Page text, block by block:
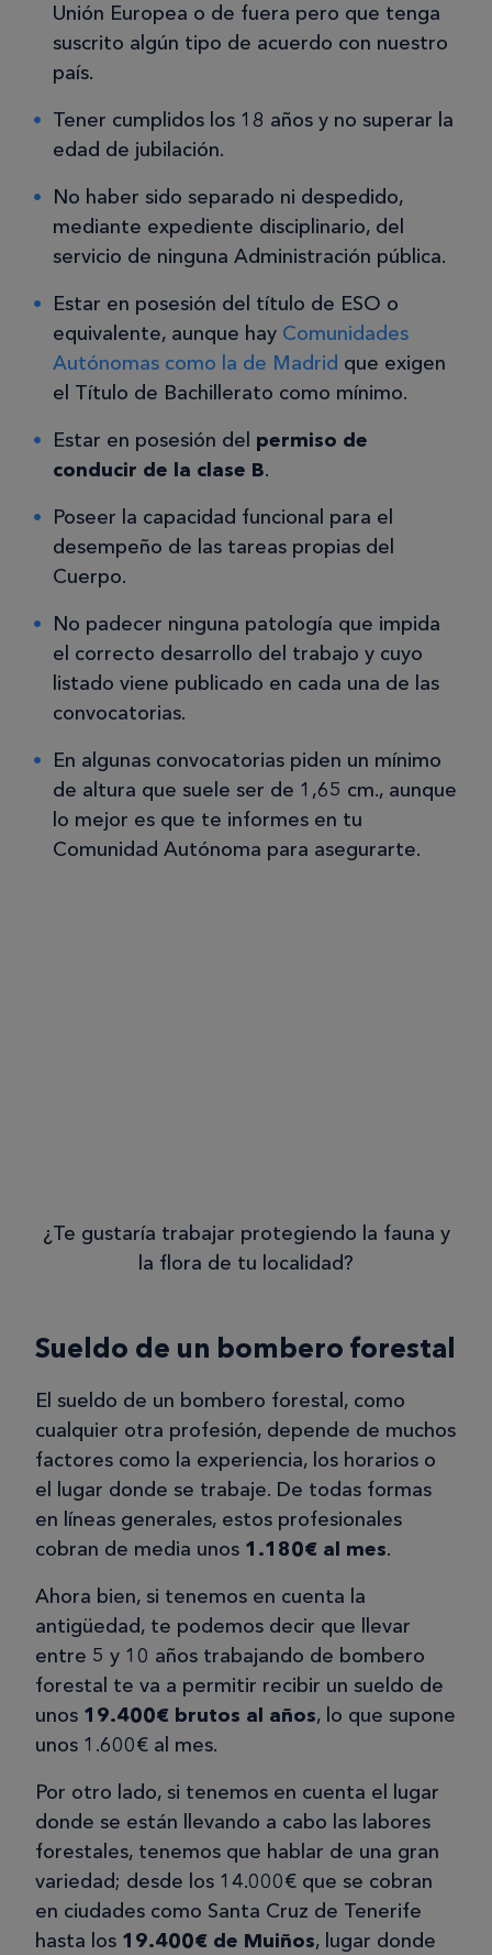
Unión Europea o de fuera pero que tenga
suscrito algún tipo de acuerdo con nuestro
país.
Tener cumplidos los 18 años y no superar la
edad de jubilación.
No haber sido separado ni despedido,
mediante expediente disciplinario, del
servicio de ninguna Administración pública.
Estar en posesión del título de ESO o
equivalente, aunque hay Comunidades
Autónomas como la de Madrid que exigen
el Título de Bachillerato como mínimo.
Estar en posesión del permiso de
conducir de la clase B.
Poseer la capacidad funcional para el
desempeño de las tareas propias del
Cuerpo.
No padecer ninguna patología que impida
el correcto desarrollo del trabajo y cuyo
listado viene publicado en cada una de las
convocatorias.
En algunas convocatorias piden un mínimo
de altura que suele ser de 1,65 cm., aunque
lo mejor es que te informes en tu
Comunidad Autónoma para asegurarte.
¿Te gustaría trabajar protegiendo la fauna y
la flora de tu localidad?
Sueldo de un bombero forestal
El sueldo de un bombero forestal, como
cualquier otra profesión, depende de muchos
factores como la experiencia, los horarios o
el lugar donde se trabaje. De todas formas
en líneas generales, estos profesionales
cobran de media unos 1.180€ al mes.
Ahora bien, si tenemos en cuenta la
antigüedad, te podemos decir que llevar
entre 5 y 10 años trabajando de bombero
forestal te va a permitir recibir un sueldo de
unos 19.400€ brutos al años, lo que supone
unos 1.600€ al mes.
Por otro lado, si tenemos en cuenta el lugar
donde se están llevando a cabo las labores
forestales, tenemos que hablar de una gran
variedad; desde los 14.000€ que se cobran
en ciudades como Santa Cruz de Tenerife
hasta los 19.400€ de Muiños, lugar donde